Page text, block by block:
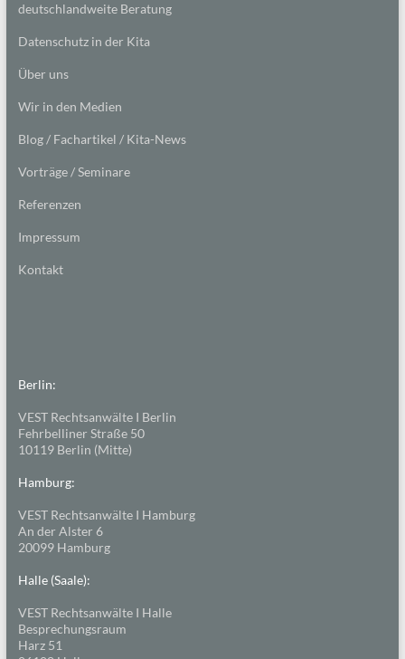
deutschlandweite Beratung
Datenschutz in der Kita
Über uns
Wir in den Medien
Blog / Fachartikel / Kita-News
Vorträge / Seminare
Referenzen
Impressum
Kontakt
Berlin:
VEST Rechtsanwälte I Berlin
Fehrbelliner Straße 50
10119 Berlin (Mitte)
Hamburg:
VEST Rechtsanwälte I Hamburg
An der Alster 6
20099 Hamburg
Halle (Saale):
VEST Rechtsanwälte I Halle
Besprechungsraum
Harz 51